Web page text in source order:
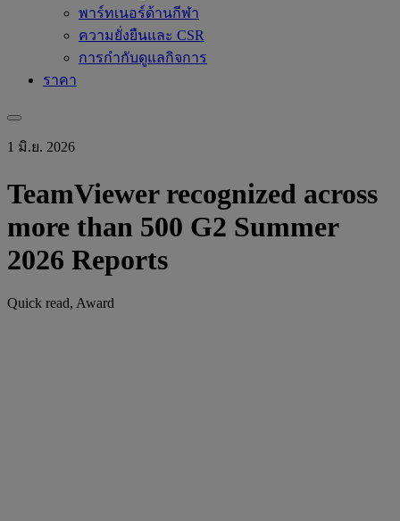
พาร์ทเนอร์ด้านกีฬา
ความยั่งยืนและ CSR
การกำกับดูแลกิจการ
ราคา
1 มิ.ย. 2026
TeamViewer recognized across
more than 500 G2 Summer
2026 Reports
Quick read, Award